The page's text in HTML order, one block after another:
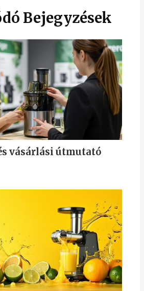
Bejegyzések
vásárlási útmutató